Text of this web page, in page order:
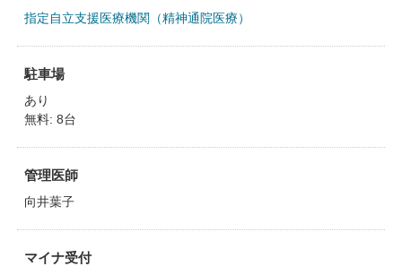
指定自立支援医療機関（精神通院医療）
駐車場
あり
無料: 8台
管理医師
向井葉子
マイナ受付